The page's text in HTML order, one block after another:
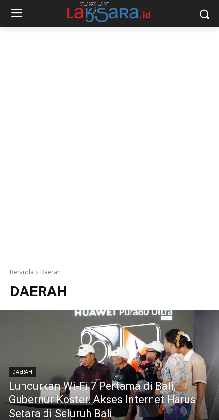
Beranda Daerah
DAERAH
DAERAH
Luncurkan Wi-Fi 7 Pertama di Bali,
Gubernur Koster: Akses Internet Harus
Setara di Seluruh Bali